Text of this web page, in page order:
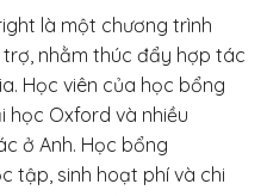
là một chương trình
nhằm thúc đẩy hợp tác
Học viên của học bổng
Oxford và nhiều
ở Anh. Học bổng
tập, sinh hoạt phí và chi